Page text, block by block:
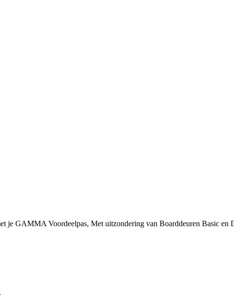
je GAMMA Voordeelpas, Met uitzondering van Boarddeuren Basic en